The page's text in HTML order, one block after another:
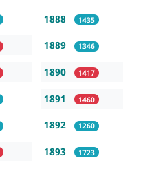
1888 1435
1889 1346
1890 1417
1891 1460
1892 1260
1893 1723